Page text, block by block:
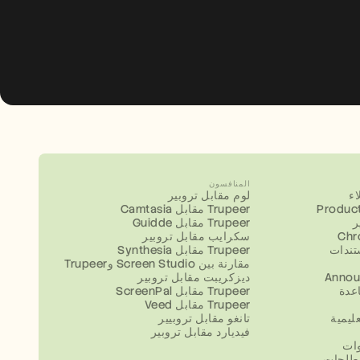
المنافسون
لوم مقابل تروبير
Camtasia مقابل Trupeer
Guidde مقابل Trupeer
سكرايب مقابل تروبير
Synthesia مقابل Trupeer
مقارنة بين Screen Studio وTrupeer
ديزكريبت مقابل تروبير
ScreenPal مقابل Trupeer
Veed مقابل Trupeer
تانغو مقابل تروبيير
فيديارد مقابل تروبير